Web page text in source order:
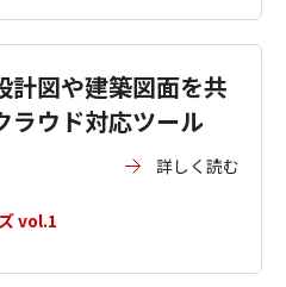
計図や建築図面を共
ラウド対応ツール
詳しく読む
vol.1